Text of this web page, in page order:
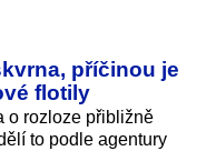
příčinou je
flotily
o rozloze přibližně
to podle agentury